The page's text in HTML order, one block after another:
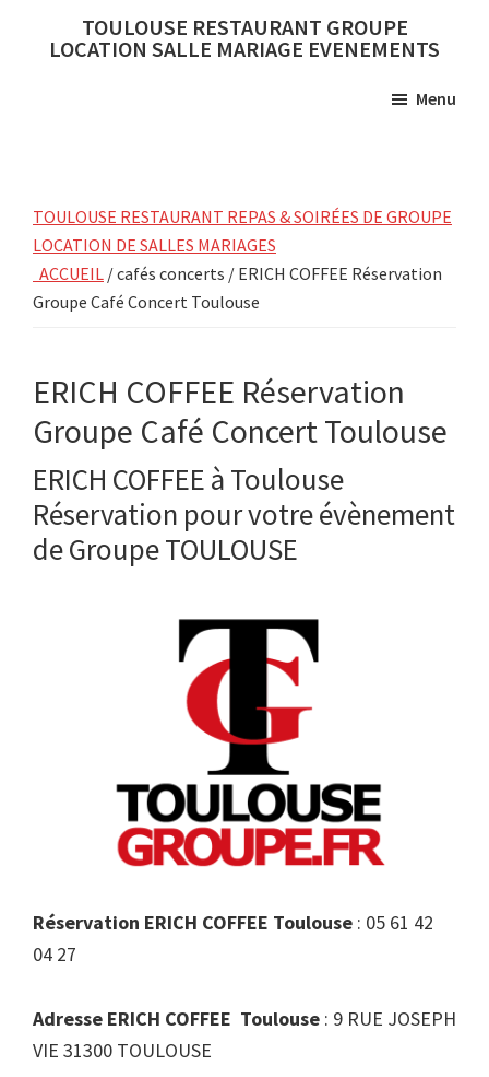
TOULOUSE RESTAURANT GROUPE
LOCATION SALLE MARIAGE EVENEMENTS
Menu
TOULOUSE RESTAURANT REPAS & SOIRÉES DE GROUPE
LOCATION DE SALLES MARIAGES
ACCUEIL / cafés concerts / ERICH COFFEE Réservation
Groupe Café Concert Toulouse
ERICH COFFEE Réservation
Groupe Café Concert Toulouse
ERICH COFFEE à Toulouse
Réservation pour votre évènement
de Groupe TOULOUSE
Réservation ERICH COFFEE Toulouse : 05 61 42
04 27
Adresse ERICH COFFEE Toulouse : 9 RUE JOSEPH
VIE 31300 TOULOUSE